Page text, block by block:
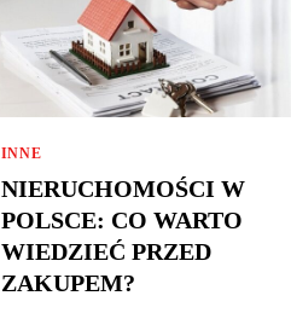
INNE
NIERUCHOMOŚCI W
POLSCE: CO WARTO
WIEDZIEĆ PRZED
ZAKUPEM?